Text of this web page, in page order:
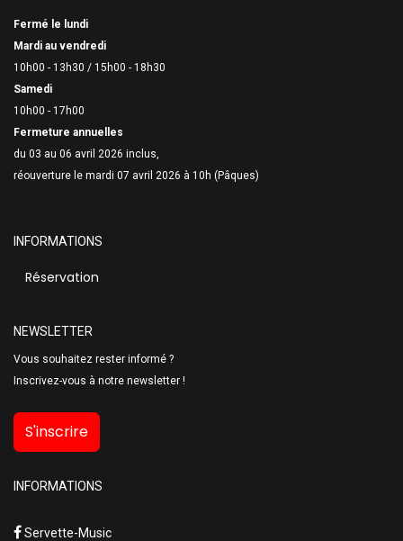
Fermé le lundi
Mardi au vendredi
10h00 - 13h30 / 15h00 - 18h30
Samedi
10h00 - 17h00
Fermeture annuelles
du 03 au 06 avril 2026 inclus,
réouverture le mardi 07 avril 2026 à 10h (Pâques)
INFORMATIONS
Réservation
NEWSLETTER
Vous souhaitez rester informé ?
Inscrivez-vous à notre newsletter !
S'inscrire
INFORMATIONS
Servette-Music